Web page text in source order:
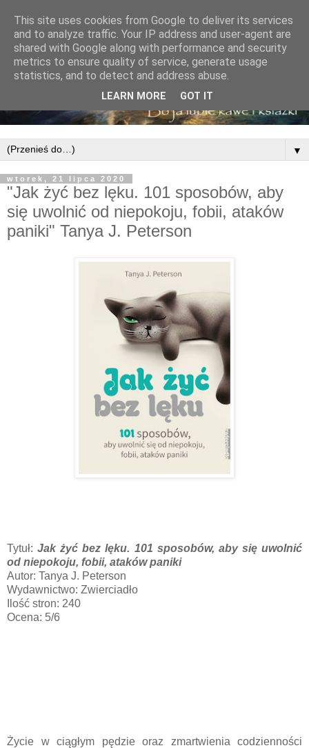
▼
wtorek, 21 lipca 2020
"Jak żyć bez lęku. 101 sposobów, aby
się uwolnić od niepokoju, fobii, ataków
paniki" Tanya J. Peterson
Tytuł:Jak żyć bez lęku. 101 sposobów, aby się uwolnić
od niepokoju, fobii, ataków paniki
Autor: Tanya J. Peterson
Wydawnictwo: Zwierciadło
Ilość stron: 240
Ocena: 5/6
Życie w ciągłym pędzie oraz zmartwienia codzienności
This site uses cookies from Google to deliver its services
and to analyze traffic. Your IP address and user-agent are
shared with Google along with performance and security
metrics to ensure quality of service, generate usage
statistics, and to detect and address abuse.
LEARN MORE GOT IT